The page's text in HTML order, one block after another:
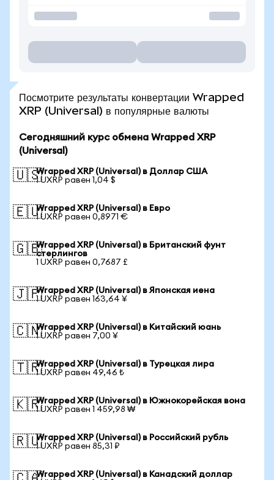
Посмотрите результаты конвертации Wrapped
XRP (Universal) в популярные валюты
Сегодняшний курс обмена Wrapped XRP
(Universal)
🇺🇸Wrapped XRP (Universal) в Доллар США
1 UXRP равен 1,04 $
🇪🇺Wrapped XRP (Universal) в Евро
1 UXRP равен 0,8971 €
🇬🇧Wrapped XRP (Universal) в Британский фунт
стерлингов
1 UXRP равен 0,7687 £
🇯🇵Wrapped XRP (Universal) в Японская иена
1 UXRP равен 163,64 ¥
🇨🇳Wrapped XRP (Universal) в Китайский юань
1 UXRP равен 7,00 ¥
🇹🇷Wrapped XRP (Universal) в Турецкая лира
1 UXRP равен 49,46 ₺
🇰🇷Wrapped XRP (Universal) в Южнокорейская вона
1 UXRP равен 1 459,98 ₩
🇷🇺Wrapped XRP (Universal) в Российский рубль
1 UXRP равен 85,31 ₽
Wrapped XRP (Universal) в Канадский доллар